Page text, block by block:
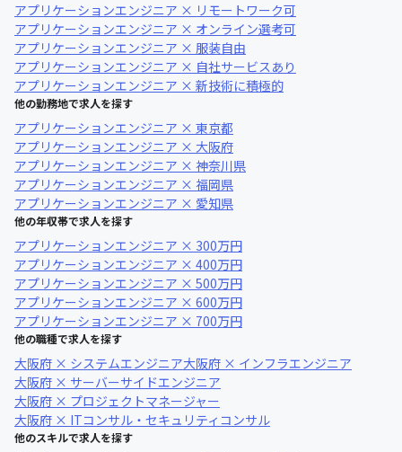
アプリケーションエンジニア × リモートワーク可
アプリケーションエンジニア × オンライン選考可
アプリケーションエンジニア × 服装自由
アプリケーションエンジニア × 自社サービスあり
アプリケーションエンジニア × 新技術に積極的
他の勤務地で求人を探す
アプリケーションエンジニア × 東京都
アプリケーションエンジニア × 大阪府
アプリケーションエンジニア × 神奈川県
アプリケーションエンジニア × 福岡県
アプリケーションエンジニア × 愛知県
他の年収帯で求人を探す
アプリケーションエンジニア × 300万円
アプリケーションエンジニア × 400万円
アプリケーションエンジニア × 500万円
アプリケーションエンジニア × 600万円
アプリケーションエンジニア × 700万円
他の職種で求人を探す
大阪府 × システムエンジニア大阪府 × インフラエンジニア
大阪府 × サーバーサイドエンジニア
大阪府 × プロジェクトマネージャー
大阪府 × ITコンサル・セキュリティコンサル
他のスキルで求人を探す